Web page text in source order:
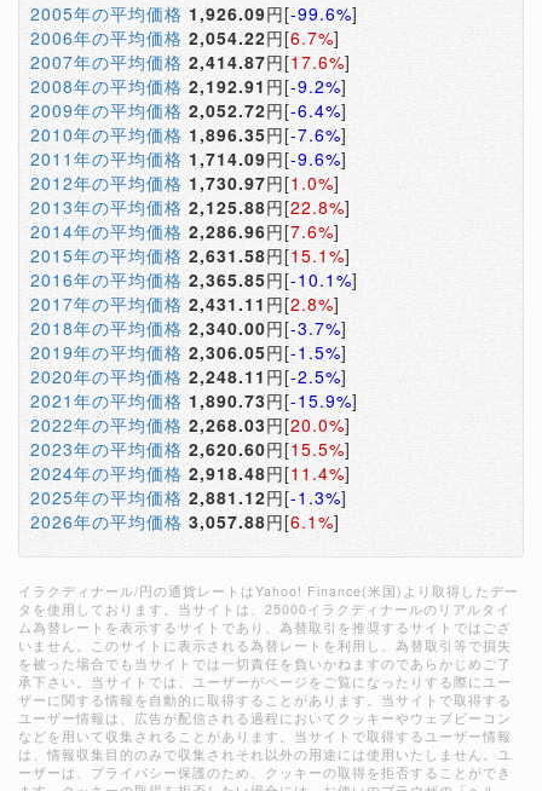
2005年の平均価格 1,926.09円[-99.6%]
2006年の平均価格 2,054.22円[6.7%]
2007年の平均価格 2,414.87円[17.6%]
2008年の平均価格 2,192.91 円[-9.2%]
2009年の平均価格 2,052.72円[-6.4%]
2010年の平均価格 1,896.35円[-7.6%]
2011年の平均価格 1,714.09円[-9.6%]
2012年の平均価格 1,730.97円[1.0%]
2013年の平均価格 2,125.88円[22.8%]
2014年の平均価格 2,286.96円[7.6%]
2015年の平均価格 2,631.58円[15.1%]
2016年の平均価格 2,365.85円[-10.1%]
2017年の平均価格 2,431.11 円[2.8%]
2018年の平均価格 2,340.00円[-3.7%]
2019年の平均価格 2,306.05円[-1.5%]
2020年の平均価格 2,248.11 円[-2.5%]
2021年の平均価格 1,890.73円[-15.9%]
2022年の平均価格 2,268.03円[20.0%]
2023年の平均価格 2,620.60円[15.5%]
2024年の平均価格 2,918.48円[11.4%]
2025年の平均価格 2,881.12円[-1.3%]
2026年の平均価格 3,057.88円[6.1%]
イラクディナール/円の通貨レートはYahoo! Finance(米国)より取得したデー
タを使用しております。当サイトは、25000イラクディナールのリアルタイ
ム為替レートを表示するサイトであり、為替取引を推奨するサイトではござ
いません。このサイトに表示される為替レートを利用し、為替取引等で損失
を被った場合でも当サイトでは一切責任を負いかねますのであらかじめご了
承下さい。当サイトでは、ユーザーがページをご覧になったりする際にユー
ザーに関する情報を自動的に取得することがあります。当サイトで取得する
ユーザー情報は、広告が配信される過程においてクッキーやウェブビーコン
などを用いて収集されることがあります。当サイトで取得するユーザー情報
は、情報収集目的のみで収集されそれ以外の用途には使用いたしません。ユ
ーザーは、プライバシー保護のため、クッキーの取得を拒否することができ